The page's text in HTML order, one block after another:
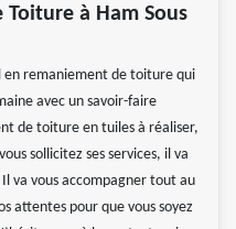
Toiture à Ham Sous
en remaniement de toiture qui
avec un savoir-faire
de toiture en tuiles à réaliser,
sollicitez ses services, il va
va vous accompagner tout au
attentes pour que vous soyez